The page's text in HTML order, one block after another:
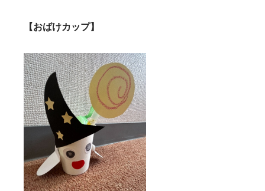
【おばけカップ】